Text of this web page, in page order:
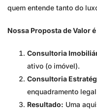
quem entende tanto do
Nossa Proposta de Valor
Consultoria
ativo (o imóvel).
Consultoria
enquadramento
Resultado: Uma